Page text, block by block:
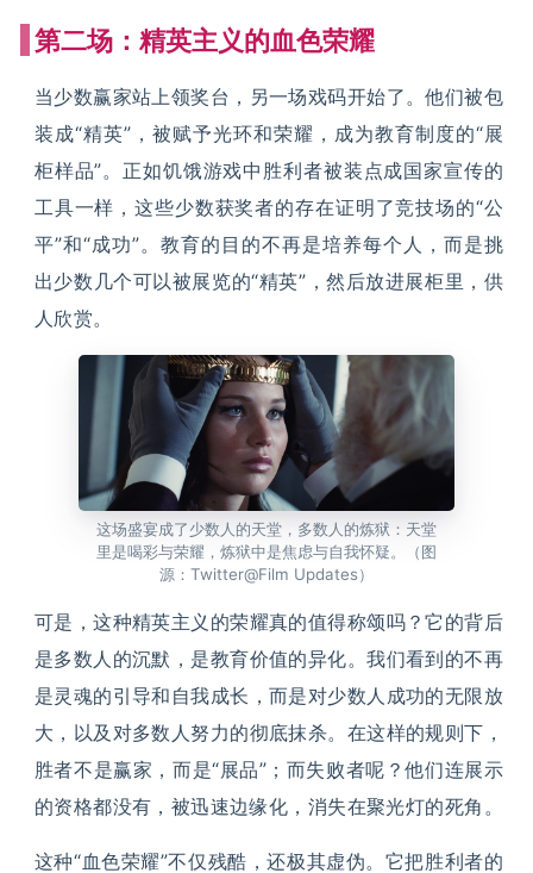
第二场：精英主义的血色荣耀
当少数赢家站上领奖台，另一场戏码开始了。他们被包
装成“精英”，被赋予光环和荣耀，成为教育制度的“展
柜样品”。正如饥饿游戏中胜利者被装点成国家宣传的
工具一样，这些少数获奖者的存在证明了竞技场的“公
平”和“成功”。教育的目的不再是培养每个人，而是挑
出少数几个可以被展览的“精英”，然后放进展柜里，供
人欣赏。
这场盛宴成了少数人的天堂，多数人的炼狱：天堂
里是喝彩与荣耀，炼狱中是焦虑与自我怀疑。（图
源：Twitter@Film Updates）
可是，这种精英主义的荣耀真的值得称颂吗？它的背后
是多数人的沉默，是教育价值的异化。我们看到的不再
是灵魂的引导和自我成长，而是对少数人成功的无限放
大，以及对多数人努力的彻底抹杀。在这样的规则下，
胜者不是赢家，而是“展品”；而失败者呢？他们连展示
的资格都没有，被迅速边缘化，消失在聚光灯的死角。
这种“血色荣耀”不仅残酷，还极其虚伪。它把胜利者的